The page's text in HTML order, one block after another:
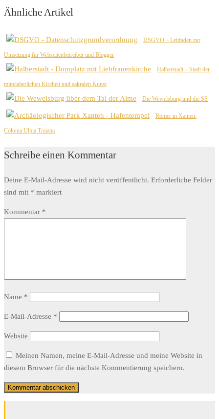
Ähnliche Artikel
DSGVO – Leitfaden zur
Umsetzung für Webseitenbetreiber und Blogger
Halberstadt – Stadt der
mittelalterlichen Kirchen und sakralen Kunst
Die Wewelsburg und die SS
Römer in Xanten:
Colonia Ulpia Traiana
Schreibe einen Kommentar
Deine E-Mail-Adresse wird nicht veröffentlicht. Erforderliche Felder
sind mit * markiert
Kommentar *
Name *
E-Mail-Adresse *
Website
Meinen Namen, meine E-Mail-Adresse und meine Website in
diesem Browser für die nächste Kommentierung speichern.